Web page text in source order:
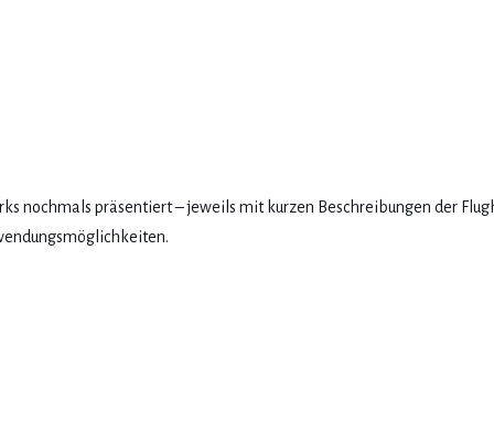
nochmals präsentiert – jeweils mit kurzen Beschreibungen der